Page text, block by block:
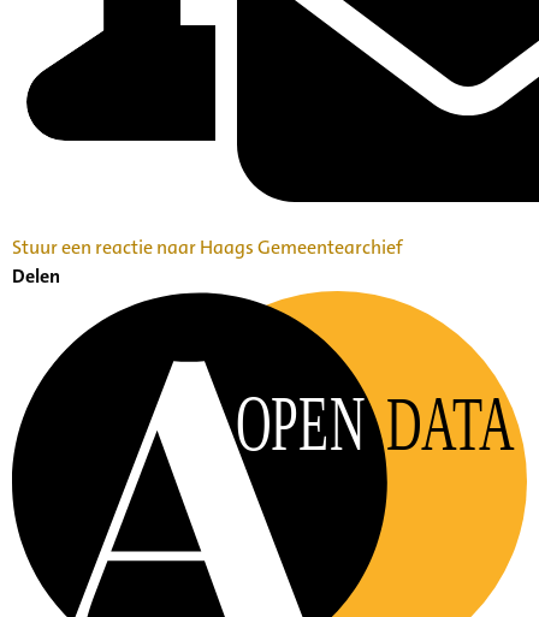
Stuur een reactie naar Haags Gemeentearchief
Delen
OPEN DATA